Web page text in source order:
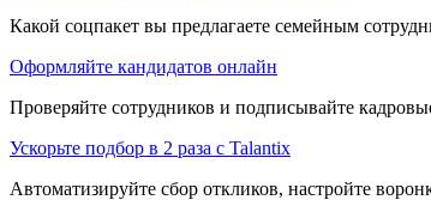
Какой соцпакет вы предлагаете семейным
Оформляйте кандидатов онлайн
Проверяйте сотрудников и подписывайте
Ускорьте подбор в 2 раза с Talantix
Автоматизируйте сбор откликов, настройте